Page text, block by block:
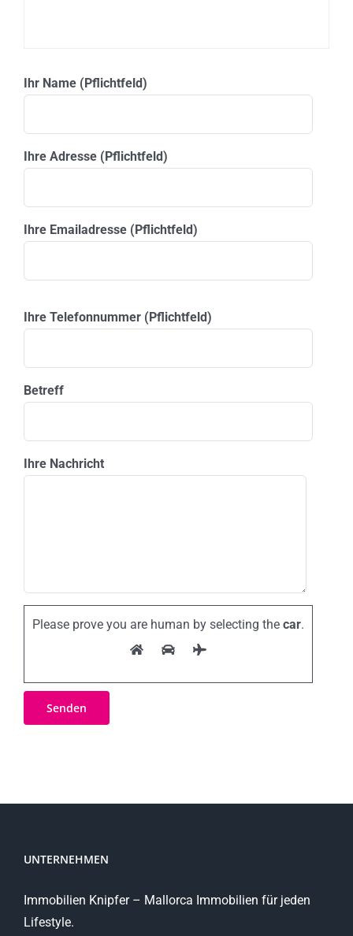
Ihr Name (Pflichtfeld)
Ihre Adresse (Pflichtfeld)
Ihre Emailadresse (Pflichtfeld)
Ihre Telefonnummer (Pflichtfeld)
Betreff
Ihre Nachricht
Please prove you are human by selecting the car.
UNTERNEHMEN
Immobilien Knipfer – Mallorca Immobilien für jeden
Lifestyle.